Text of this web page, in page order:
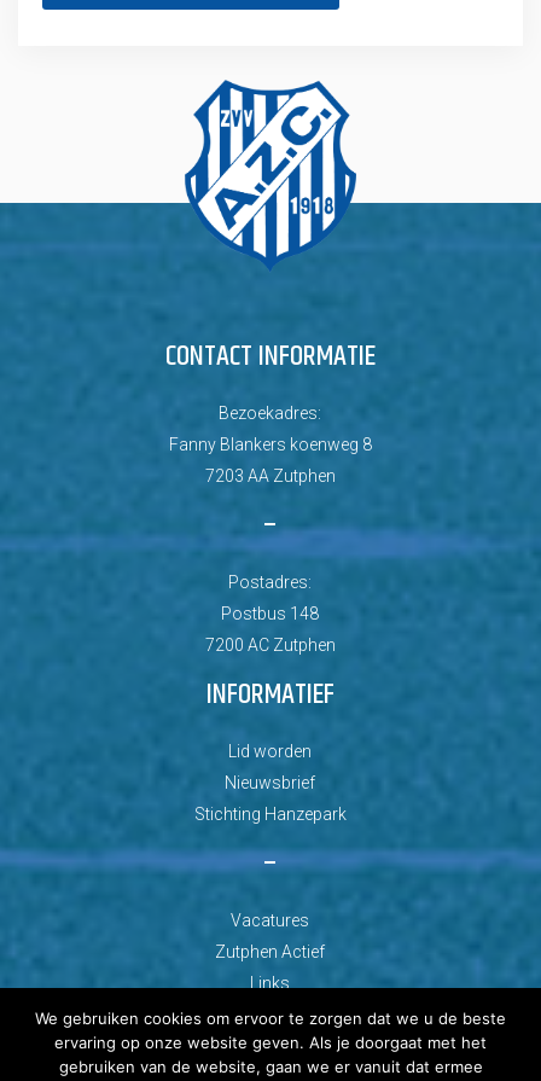
CONTACT INFORMATIE
Bezoekadres:
Fanny Blankers koenweg 8
7203 AA Zutphen
–
Postadres:
Postbus 148
7200 AC Zutphen
INFORMATIEF
Lid worden
Nieuwsbrief
Stichting Hanzepark
–
Vacatures
Zutphen Actief
Links
We gebruiken cookies om ervoor te zorgen dat we u de beste
ervaring op onze website geven. Als je doorgaat met het
gebruiken van de website, gaan we er vanuit dat ermee